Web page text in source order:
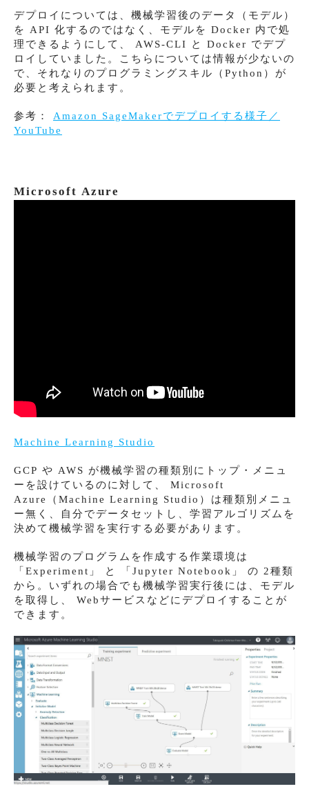
デプロイについては、機械学習後のデータ（モデル）
を API 化するのではなく、モデルを Docker 内で処
理できるようにして、 AWS-CLI と Docker でデプ
ロイしていました。こちらについては情報が少ないの
で、それなりのプログラミングスキル（Python）が
必要と考えられます。
参考： Amazon SageMakerでデプロイする様子／
YouTube
Microsoft Azure
Machine Learning Studio
GCP や AWS が機械学習の種類別にトップ・メニュ
ーを設けているのに対して、 Microsoft
Azure（Machine Learning Studio）は種類別メニュ
ー無く、自分でデータセットし、学習アルゴリズムを
決めて機械学習を実行する必要があります。
機械学習のプログラムを作成する作業環境は
「Experiment」 と 「Jupyter Notebook」 の 2種類
から。いずれの場合でも機械学習実行後には、モデル
を取得し、 Webサービスなどにデプロイすることが
できます。